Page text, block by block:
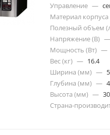
Управление —
Материал корпуса
Полезный объем
Напряжение (В) —
Мощность (Вт) —
Вес (кг) — 16.4
Ширина (мм) —
Глубина (мм) —
Высота (мм) —
Страна-